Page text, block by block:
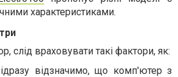
характеристиками.
слід враховувати такі фактори, як:
відзначимо, що комп'ютер з